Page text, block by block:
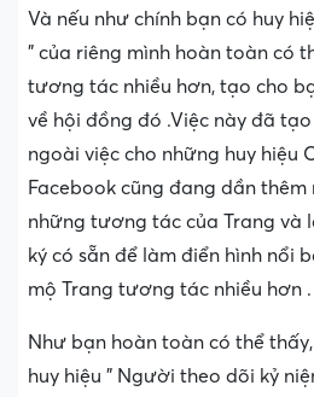
Và nếu như chính bạn có huy
” của riêng mình hoàn toàn có
tương tác nhiều hơn, tạo cho
về hội đồng đó .Việc này đã
ngoài việc cho những huy hiệu
Facebook cũng đang dần thêm
những tương tác của Trang và
ký có sẵn để làm điển hình nổi
mộ Trang tương tác nhiều hơn .
Như bạn hoàn toàn có thể
huy hiệu ” Người theo dõi kỷ